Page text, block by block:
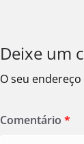
Deixe um
O seu
Comentário *